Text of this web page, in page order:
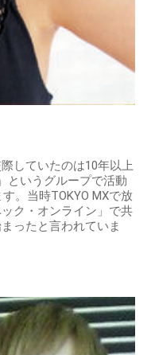
していたのは10年以上
というグループで活動
。当時TOKYO MXで放
ク・オンライン」で共
ったと言われていま